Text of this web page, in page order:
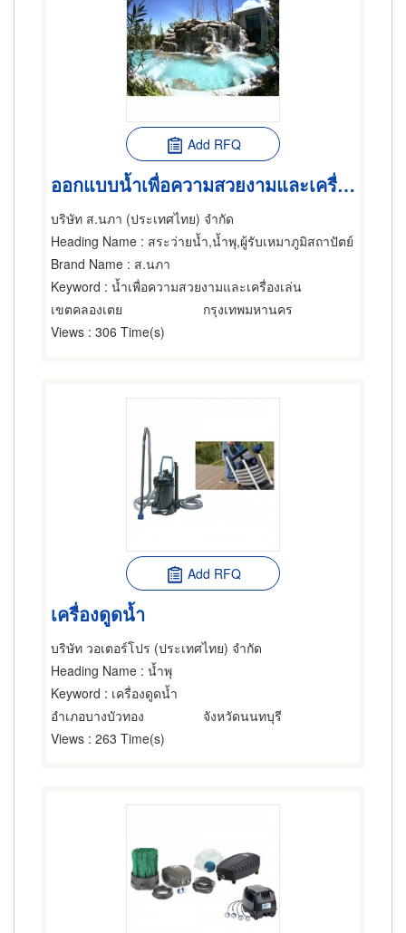
Add RFQ
ออกแบบน้ำเพื่อความสวยงามและเครื่องเล่น
บริษัท ส.นภา (ประเทศไทย) จำกัด
Heading Name : สระว่ายน้ำ,น้ำพุ,ผู้รับเหมาภูมิสถาปัตย์
Brand Name : ส.นภา
Keyword : น้ำเพื่อความสวยงามและเครื่องเล่น
เขตคลองเตย
กรุงเทพมหานคร
Views : 306 Time(s)
Add RFQ
เครื่องดูดน้ำ
บริษัท วอเตอร์โปร (ประเทศไทย) จำกัด
Heading Name : น้ำพุ
Keyword : เครื่องดูดน้ำ
อำเภอบางบัวทอง
จังหวัดนนทบุรี
Views : 263 Time(s)